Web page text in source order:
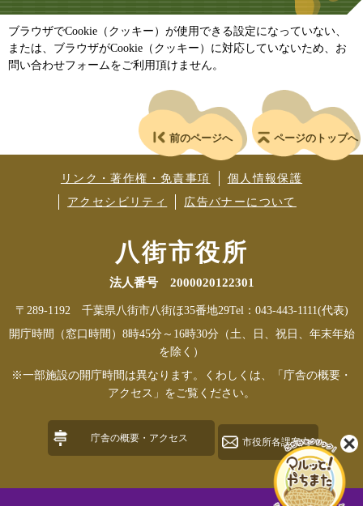
ブラウザでCookie（クッキー）が使用できる設定になっていない、
または、ブラウザがCookie（クッキー）に対応していないため、お
問い合わせフォームをご利用頂けません。
前のページへ ページのトップへ
リンク・著作権・免責事項
個人情報保護
アクセシビリティ
広告バナーについて
八街市役所
法人番号 2000020122301
〒289-1192 千葉県八街市八街ほ35番地29Tel：043-443-1111(代表)
開庁時間（窓口時間）8時45分～16時30分（土、日、祝日、年末年始
を除く）
※一部施設の開庁時間は異なります。くわしくは、「庁舎の概要・
アクセス」をご覧ください。
庁舎の概要・アクセス 市役所各課案内